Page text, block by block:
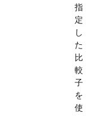
指
定
し
た
比
較
子
を
使